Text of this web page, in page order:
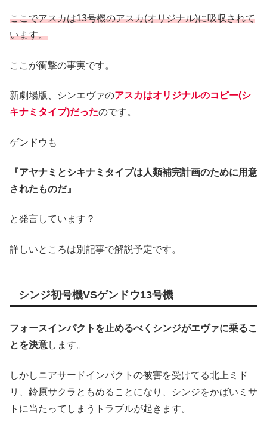
ここでアスカは13号機のアスカ(オリジナル)に吸収されて
います。
ここが衝撃の事実です。
新劇場版、シンエヴァのアスカはオリジナルのコピー(シ
キナミタイプ)だったのです。
ゲンドウも
『アヤナミとシキナミタイプは人類補完計画のために用意
されたものだ』
と発言しています？
詳しいところは別記事で解説予定です。
シンジ初号機VSゲンドウ13号機
フォースインパクトを止めるべくシンジがエヴァに乗るこ
とを決意します。
しかしニアサードインパクトの被害を受けてる北上ミド
リ、鈴原サクラともめることになり、シンジをかばいミサ
トに当たってしまうトラブルが起きます。